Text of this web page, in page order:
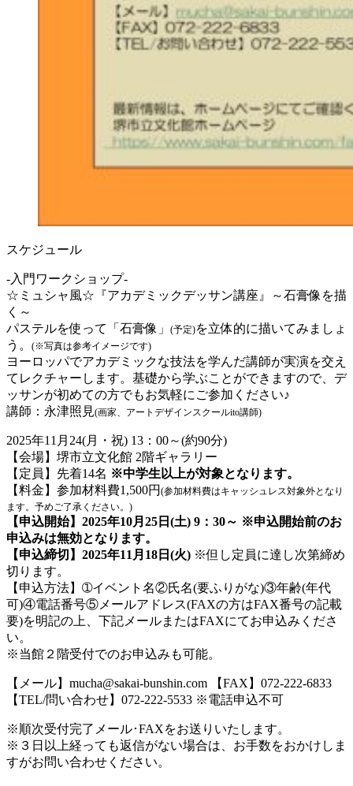
スケジュール
-入門ワークショップ-
☆ミュシャ風☆『アカデミックデッサン講座』～石膏像を描
く～
パステルを使って「石膏像」
(予定)を立体的に描いてみましょ
う。
(※写真は参考イメージです)
ヨーロッパでアカデミックな技法を学んだ講師が実演を交え
てレクチャーします。基礎から学ぶことができますので、デ
ッサンが初めての方でもお気軽にご参加ください♪
講師：永津照見(画家、アートデザインスクールito講師)
2025年11月24(月・祝) 13：00～(約90分)
【会場】堺市立文化館 2階ギャラリー
【定員】先着14名 ※中学生以上が対象となります。
【料金】参加材料費1,500円 (参加材料費はキャッシュレス対象外となり
ます。予めご了承ください。)
【申込開始】2025年10月25日(土) 9：30～ ※申込開始前のお
申込みは無効となります。
【申込締切】2025年11月18 日(火) ※但し定員に達し次第締め
切ります。
【申込方法】➀イベント名②氏名(要ふりがな)③年齢(年代
可)④電話番号⑤メールアドレス(FAXの方はFAX番号の記載
要)を明記の上、下記メールまたはFAXにてお申込みくださ
い。
※当館２階受付でのお申込みも可能。
【メール】mucha@sakai-bunshin.com 【FAX】072-222-6833
【TEL/問い合わせ】072-222-5533 ※電話申込不可
※順次受付完了メール･FAXをお送りいたします。
※３日以上経っても返信がない場合は、お手数をおかけしま
すがお問い合わせください。